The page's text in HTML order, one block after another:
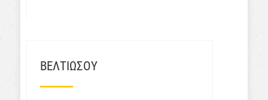
ΒΕΛΤΙΩΣΟΥ